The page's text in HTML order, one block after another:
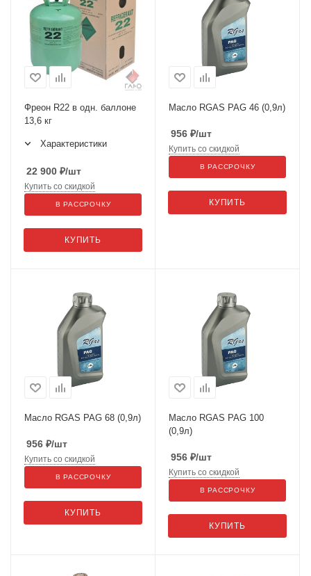
Фреон R22 в одн. баллоне
13,6 кг
Характеристики
22 900 ₽/шт
КУПИТЬ
Купить со скидкой
В РАССРОЧКУ
Масло RGAS PAG 46 (0,9л)
956 ₽/шт
КУПИТЬ
Купить со скидкой
В РАССРОЧКУ
Масло RGAS PAG 68 (0,9л)
956 ₽/шт
КУПИТЬ
Купить со скидкой
В РАССРОЧКУ
Масло RGAS PAG 100
(0,9л)
956 ₽/шт
КУПИТЬ
Купить со скидкой
В РАССРОЧКУ